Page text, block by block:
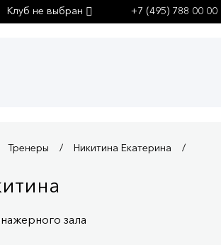
Клуб не выбран +7 (495) 788 00 00
Тренеры Никитина Екатерина
зала